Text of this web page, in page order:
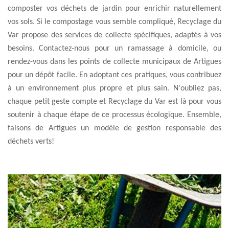
composter vos déchets de jardin pour enrichir naturellement
vos sols. Si le compostage vous semble compliqué, Recyclage du
Var propose des services de collecte spécifiques, adaptés à vos
besoins. Contactez-nous pour un ramassage à domicile, ou
rendez-vous dans les points de collecte municipaux de Artigues
pour un dépôt facile. En adoptant ces pratiques, vous contribuez
à un environnement plus propre et plus sain. N'oubliez pas,
chaque petit geste compte et Recyclage du Var est là pour vous
soutenir à chaque étape de ce processus écologique. Ensemble,
faisons de Artigues un modèle de gestion responsable des
déchets verts!